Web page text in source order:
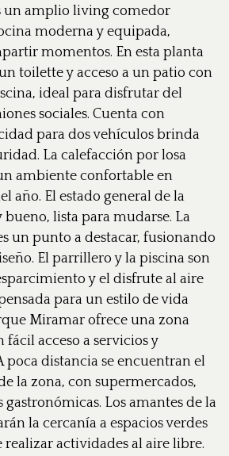
un amplio living comedor
moderna y equipada,
momentos. En esta planta
toilette y acceso a un patio con
ideal para disfrutar del
sociales. Cuenta con
para dos vehículos brinda
La calefacción por losa
ambiente confortable en
año. El estado general de la
lista para mudarse. La
un punto a destacar, fusionando
El parrillero y la piscina son
y el disfrute al aire
para un estilo de vida
Miramar ofrece una zona
acceso a servicios y
poca distancia se encuentran el
la zona, con supermercados,
Los amantes de la
la cercanía a espacios verdes
actividades al aire libre.